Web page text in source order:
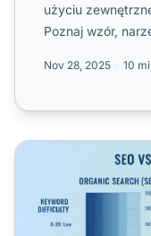
użyciu
Poznaj wzór,
Nov 28, 2025 10
Czy trudność